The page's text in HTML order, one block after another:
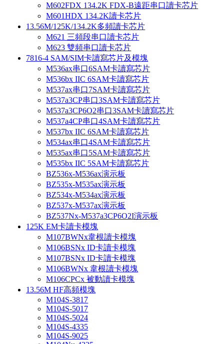
M602FDX 134.2K FDX-B遠距串口讀卡芯片
M601HDX 134.2K讀卡芯片
13.56M/125K/134.2K多頻讀卡芯片
M621 三頻段串口讀卡芯片
M623 雙頻串口讀卡芯片
7816-4 SAM/SIM卡讀寫芯片及模塊
M536ax串口6SAM卡讀寫芯片
M536bx IIC 6SAM卡讀寫芯片
M537ax串口7SAM卡讀寫芯片
M537a3CP串口3SAM卡讀寫芯片
M537a3CP6O2串口3SAM卡讀寫芯片
M537a4CP串口4SAM卡讀寫芯片
M537bx IIC 6SAM卡讀寫芯片
M534ax串口4SAM卡讀寫芯片
M535ax串口5SAM卡讀寫芯片
M535bx IIC 5SAM卡讀寫芯片
BZ536x-M536ax演示板
BZ535x-M535ax演示板
BZ534x-M534ax演示板
BZ537x-M537ax演示板
BZ537Nx-M537a3CP6O2I演示板
125K EM卡讀卡模塊
M107BWNx韋根讀卡模塊
M106BSNx ID卡讀卡模塊
M107BSNx ID卡讀卡模塊
M106BWNx 韋根讀卡模塊
M106CPCx 被動讀卡模塊
13.56M HF高頻模塊
M104S-3817
M104S-5017
M104S-5024
M104S-4335
M104S-9025